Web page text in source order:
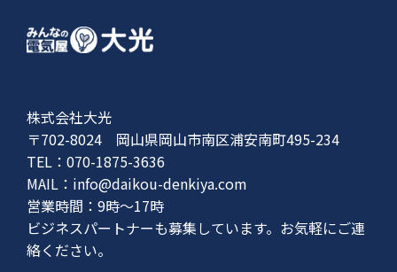
株式会社大光
〒702-8024 岡山県岡山市南区浦安南町495-234
TEL：070-1875-3636
MAIL： info@daikou-denkiya.com
営業時間：9時〜17時
ビジネスパートナーも募集しています。お気軽にご連
絡ください。